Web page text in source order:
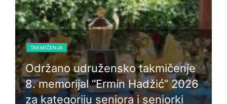
TAKMIČENJA
Održano udružensko takmičenje
8. memorijal “Ermin Hadžić” 2026
za kategoriju seniora i seniorki